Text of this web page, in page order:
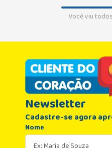
Você viu
Newsletter
Cadastre-se agora
Nome